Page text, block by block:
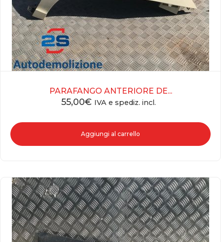
PARAFANGO ANTERIORE DE...
55,00€ IVA e spediz. incl.
Aggiungi al carrello